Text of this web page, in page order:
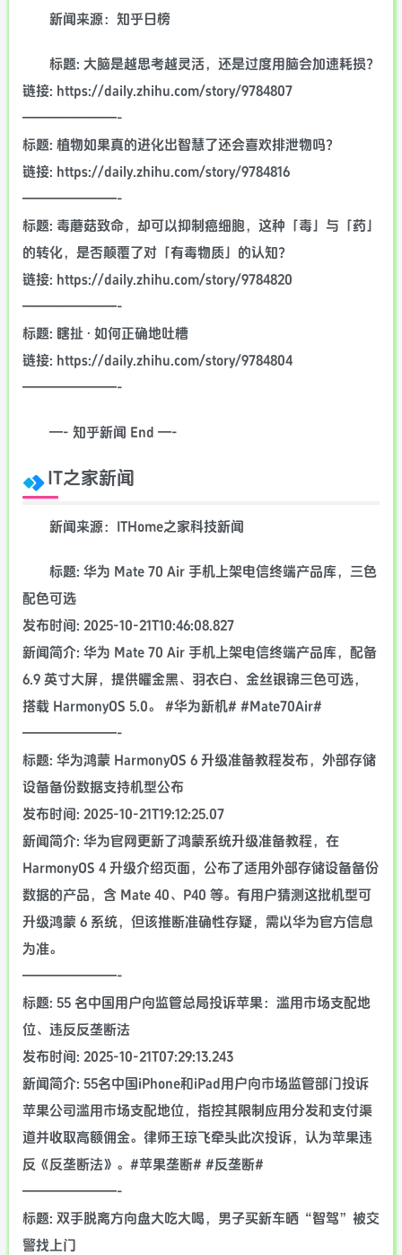
新闻来源：知乎日榜
标题: 大脑是越思考越灵活，还是过度用脑会加速耗损？
链接: https://daily.zhihu.com/story/9784807
———————-
标题: 植物如果真的进化出智慧了还会喜欢排泄物吗？
链接: https://daily.zhihu.com/story/9784816
———————-
标题: 毒蘑菇致命，却可以抑制癌细胞，这种「毒」与「药」
的转化，是否颠覆了对「有毒物质」的认知？
链接: https://daily.zhihu.com/story/9784820
———————-
标题: 瞎扯 · 如何正确地吐槽
链接: https://daily.zhihu.com/story/9784804
———————-
—- 知乎新闻 End —-
IT之家新闻
新闻来源：ITHome之家科技新闻
标题: 华为 Mate 70 Air 手机上架电信终端产品库，三色
配色可选
发布时间: 2025-10-21T10:46:08.827
新闻简介: 华为 Mate 70 Air 手机上架电信终端产品库，配备
6.9 英寸大屏，提供曜金黑、羽衣白、金丝银锦三色可选，
搭载 HarmonyOS 5.0。 #华为新机# #Mate70Air#
———————-
标题: 华为鸿蒙 HarmonyOS 6 升级准备教程发布，外部存储
设备备份数据支持机型公布
发布时间: 2025-10-21T19:12:25.07
新闻简介: 华为官网更新了鸿蒙系统升级准备教程，在
HarmonyOS 4 升级介绍页面，公布了适用外部存储设备备份
数据的产品，含 Mate 40、P40 等。有用户猜测这批机型可
升级鸿蒙 6 系统，但该推断准确性存疑，需以华为官方信息
为准。
———————-
标题: 55 名中国用户向监管总局投诉苹果：滥用市场支配地
位、违反反垄断法
发布时间: 2025-10-21T07:29:13.243
新闻简介: 55名中国iPhone和iPad用户向市场监管部门投诉
苹果公司滥用市场支配地位，指控其限制应用分发和支付渠
道并收取高额佣金。律师王琼飞牵头此次投诉，认为苹果违
反《反垄断法》。#苹果垄断# #反垄断#
———————-
标题: 双手脱离方向盘大吃大喝，男子买新车晒“智驾”被交
警找上门